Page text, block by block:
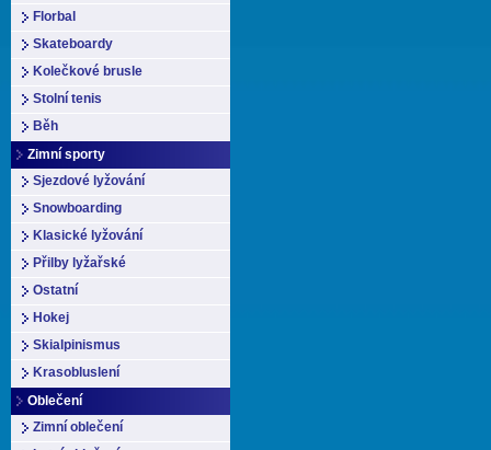
Florbal
Skateboardy
Kolečkové brusle
Stolní tenis
Běh
Zimní sporty
Sjezdové lyžování
Snowboarding
Klasické lyžování
Přilby lyžařské
Ostatní
Hokej
Skialpinismus
Krasobluslení
Oblečení
Zimní oblečení